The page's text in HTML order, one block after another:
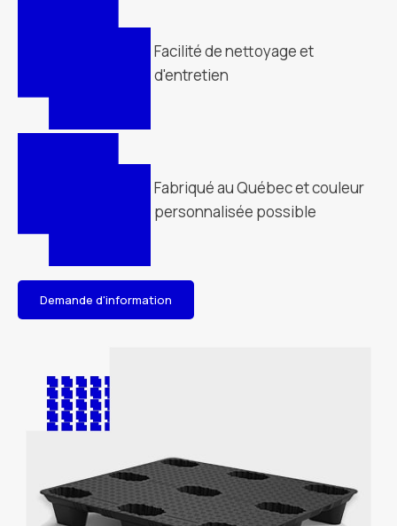
Facilité de nettoyage et
d'entretien
Fabriqué au Québec et couleur
personnalisée possible
Demande d'information